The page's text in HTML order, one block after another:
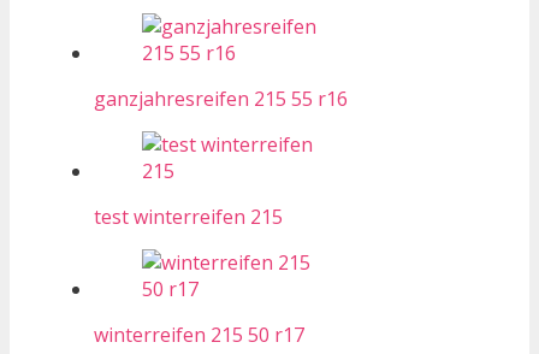
ganzjahresreifen 215 55 r16
test winterreifen 215
winterreifen 215 50 r17